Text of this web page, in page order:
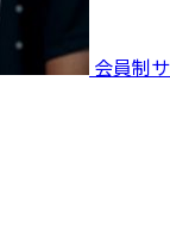
会員制サ